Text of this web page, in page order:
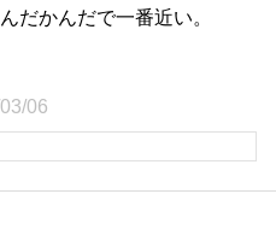
だかんだで一番近い。
06